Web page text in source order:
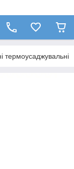
термоусаджувальні